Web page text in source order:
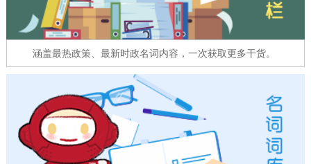
ENGLISH 한국어 日本語
DEUTSCH FRANÇAIS РУССКИЙ ЯЗЫК
العربية
ITALIANO
涵盖最热政策、最新时政名词内容，一次获取更多干货。